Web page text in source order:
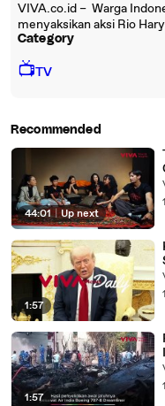
VIVA.co.id – Warga
menyaksikan aksi Rio
Category
📺TV
Recommended
44:01 | Up next
1:57
1:57